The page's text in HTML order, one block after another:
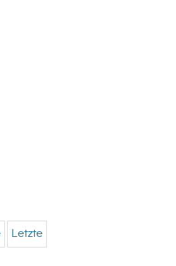
Letzte